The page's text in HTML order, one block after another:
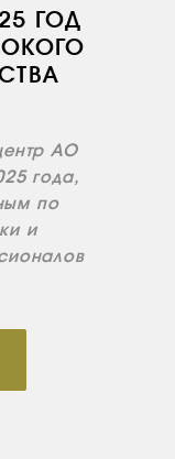
ГОД
АО
года,
по
и